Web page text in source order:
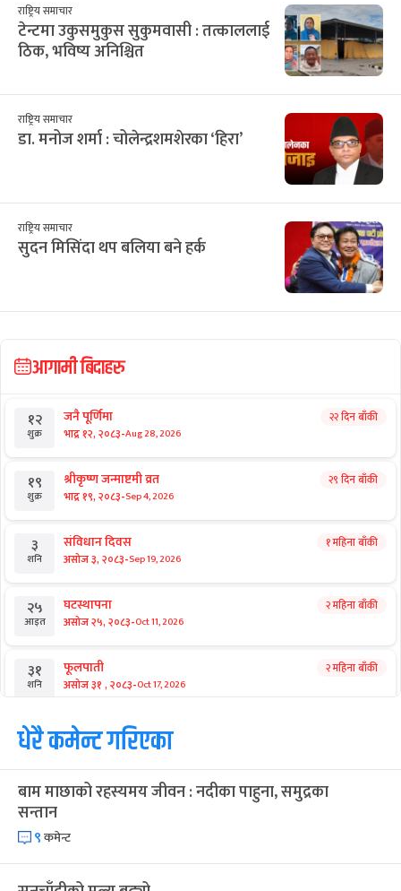
राष्ट्रिय समाचार
टेन्टमा उकुसमुकुस सुकुमवासी : तत्काललाई
ठिक, भविष्य अनिश्चित
राष्ट्रिय समाचार
डा. मनोज शर्मा : चोलेन्द्रशमशेरका ‘हिरा’
राष्ट्रिय समाचार
सुदन मिसिंदा थप बलिया बने हर्क
आगामी बिदाहरु
१२
शुक्र
जनै पूर्णिमा
भाद्र १२, २०८३-Aug 28, 2026
२२ दिन बाँकी
१९
शुक्र
श्रीकृष्ण जन्माष्टमी व्रत
भाद्र १९, २०८३-Sep 4, 2026
२९ दिन बाँकी
३
शनि
संविधान दिवस
असोज ३, २०८३-Sep 19, 2026
१ महिना बाँकी
२५
आइत
घटस्थापना
असोज २५, २०८३-Oct 11, 2026
२ महिना बाँकी
३१
शनि
फूलपाती
असोज ३१ , २०८३-Oct 17, 2026
२ महिना बाँकी
१
आइत
कार्तिक सङ्क्रान्ति
कार्तिक १, २०८३-Oct 18, 2026
३
मंगल
महानवमी २ महिना बाँकी
४
धेरै कमेन्ट गरिएका
बाम माछाको रहस्यमय जीवन : नदीका पाहुना, समुद्रका
सन्तान
९कमेन्ट